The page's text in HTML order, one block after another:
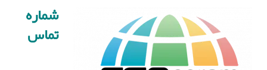
شماره
تماس